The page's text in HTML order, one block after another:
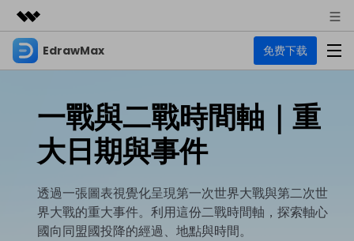
精選產品
解決方案
新聞中心
EdrawMax 免费下载
EdrawMax
多合一圖表軟體
EdrawMind
商業用途
流程圖
技術用途
資源
資源範本
支援
一戰與二戰時間軸｜重
大日期與事件
透過一張圖表視覺化呈現第一次世界大戰與第二次世
界大戰的重大事件。利用這份二戰時間軸，探索軸心
國向同盟國投降的經過、地點與時間。